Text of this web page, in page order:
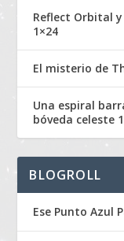
Reflect Orbital
1×24
El misterio de
Una espiral
bóveda celeste
BLOGROLL
Ese Punto Azul